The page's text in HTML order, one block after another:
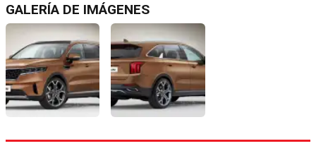
GALERÍA DE IMÁGENES